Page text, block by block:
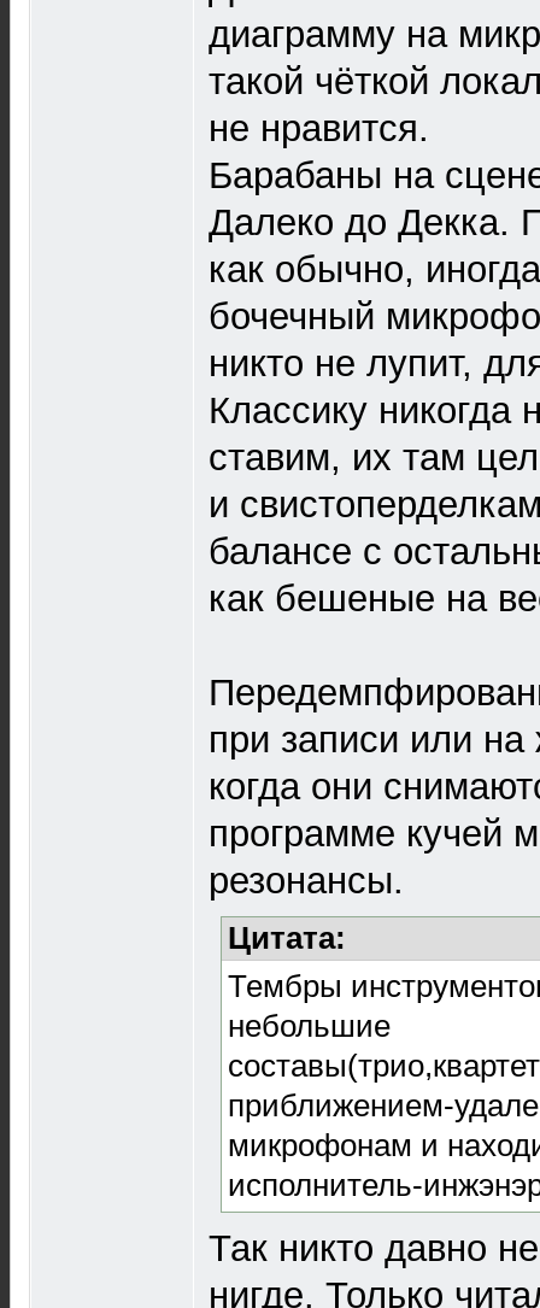
диаграмму на
такой чёткой
не нравится.
Барабаны на
Далеко до Декка.
как обычно,
бочечный
никто не лупит,
Классику никогда
ставим, их там
и
балансе с
как бешеные на
при записи или
когда они
программе кучей
резонансы.
Цитата:
Тембры
небольшие
приближением-
микрофонам и
исполнитель-
Так никто давно
нигде. Только